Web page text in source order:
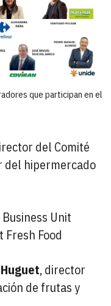
que participan en el
del Comité
del hipermercado
Business Unit
Food
, director
de frutas y